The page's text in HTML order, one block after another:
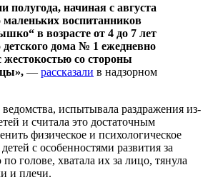
полугода, начиная с августа
маленьких воспитанников
в возрасте от 4 до 7 лет
детского дома № 1 ежедневно
жестокостью со стороны
— рассказали в надзорном
испытывала раздражения из-
и считала это достаточным
физическое и психологическое
с особенностями развития за
голове, хватала их за лицо, тянула
и плечи.